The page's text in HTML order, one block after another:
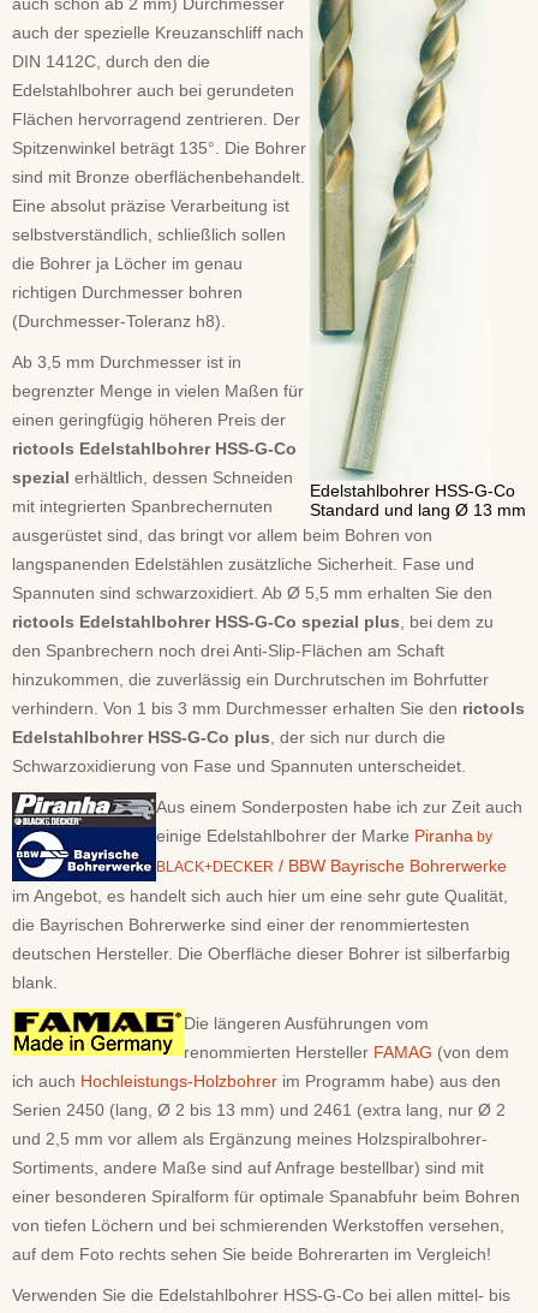
Edelstahlbohrer HSS-G-Co
Standard und lang Ø 13 mm
auch der spezielle Kreuzanschliff nach
DIN 1412C, durch den die
Edelstahlbohrer auch bei gerundeten
Flächen hervorragend zentrieren. Der
Spitzenwinkel beträgt 135°. Die Bohrer
sind mit Bronze oberflächenbehandelt.
Eine absolut präzise Verarbeitung ist
selbstverständlich, schließlich sollen
die Bohrer ja Löcher im genau
richtigen Durchmesser bohren
(Durchmesser-Toleranz h8).
Ab 3,5 mm Durchmesser ist in
begrenzter Menge in vielen Maßen für
einen geringfügig höheren Preis der
rictools Edelstahlbohrer HSS-G-Co
spezial erhältlich, dessen Schneiden
mit integrierten Spanbrechernuten
ausgerüstet sind, das bringt vor allem beim Bohren von
langspanenden Edelstählen zusätzliche Sicherheit. Fase und
Spannuten sind schwarzoxidiert. Ab Ø 5,5 mm erhalten Sie den
rictools Edelstahlbohrer HSS-G-Co spezial plus , bei dem zu
den Spanbrechern noch drei Anti-Slip-Flächen am Schaft
hinzukommen, die zuverlässig ein Durchrutschen im Bohrfutter
verhindern. Von 1 bis 3 mm Durchmesser erhalten Sie den rictools
Edelstahlbohrer HSS-G-Co plus , der sich nur durch die
Schwarzoxidierung von Fase und Spannuten unterscheidet.
Aus einem Sonderposten habe ich zur Zeit auch
einige Edelstahlbohrer der Marke Piranha by
BLACK+DECKER / BBW Bayrische Bohrerwerke
im Angebot, es handelt sich auch hier um eine sehr gute Qualität,
die Bayrischen Bohrerwerke sind einer der renommiertesten
deutschen Hersteller. Die Oberfläche dieser Bohrer ist silberfarbig
blank.
Die längeren Ausführungen vom
renommierten Hersteller FAMAG (von dem
ich auch Hochleistungs-Holzbohrer im Programm habe) aus den
Serien 2450 (lang, Ø 2 bis 13 mm) und 2461 (extra lang, nur Ø 2
und 2,5 mm vor allem als Ergänzung meines Holzspiralbohrer-
Sortiments, andere Maße sind auf Anfrage bestellbar) sind mit
einer besonderen Spiralform für optimale Spanabfuhr beim Bohren
von tiefen Löchern und bei schmierenden Werkstoffen versehen,
auf dem Foto rechts sehen Sie beide Bohrerarten im Vergleich!
Verwenden Sie die Edelstahlbohrer HSS-G-Co bei allen mittel- bis